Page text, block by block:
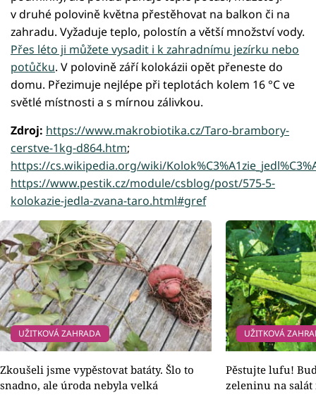
v druhé polovině května přestěhovat na balkon či na
zahradu. Vyžaduje teplo, polostín a větší množství vody.
Přes léto ji můžete vysadit i k zahradnímu jezírku nebo
potůčku. V polovině září kolokázii opět přeneste do
domu. Přezimuje nejlépe při teplotách kolem 16 °C ve
světlé místnosti a s mírnou zálivkou.
Zdroj: https://www.makrobiotika.cz/Taro-brambory-
cerstve-1kg-d864.htm;
https://cs.wikipedia.org/wiki/
https://www.pestik.cz/module/csblog/post/575-5-
kolokazie-jedla-zvana-taro.html#gref
UŽITKOVÁ ZAHRADA
Zkoušeli jsme vypěstovat batáty. Šlo to
snadno, ale úroda nebyla velká
UŽITKOVÁ
Pěstujte lufu!
zeleninu na